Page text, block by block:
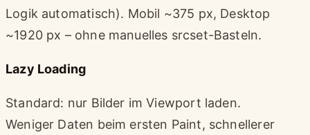
Logik automatisch). Mobil ~375 px, Desktop
~1920 px – ohne manuelles srcset-Basteln.
Lazy Loading
Standard: nur Bilder im Viewport laden.
Weniger Daten beim ersten Paint, schnellerer